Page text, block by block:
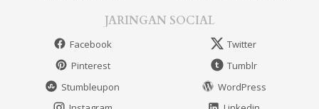
JARINGAN SOCIAL
Facebook
Twitter
Pinterest
Tumblr
Stumbleupon
WordPress